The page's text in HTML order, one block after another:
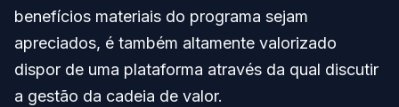
benefícios materiais do programa sejam
apreciados, é também altamente valorizado
dispor de uma plataforma através da qual discutir
a gestão da cadeia de valor.